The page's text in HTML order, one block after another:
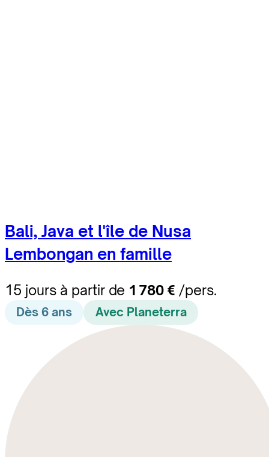
Bali, Java et l'île de Nusa
Lembongan en famille
15 jours à partir de 1 780 € /pers.
Dès 6 ans Avec Planeterra